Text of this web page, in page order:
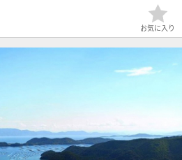
お気に入り